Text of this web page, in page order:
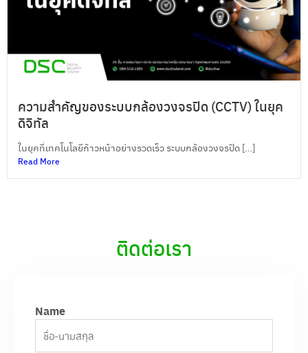
ความสำคัญของระบบกล้องวงจรปิด (CCTV) ในยุค
ดิจิทัล
ในยุคที่เทคโนโลยีก้าวหน้าอย่างรวดเร็ว ระบบกล้องวงจรปิด […]
Read More
ติดต่อเรา
Name